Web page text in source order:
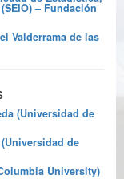
– Fundación
Valderrama de las
(Universidad de
de
University)